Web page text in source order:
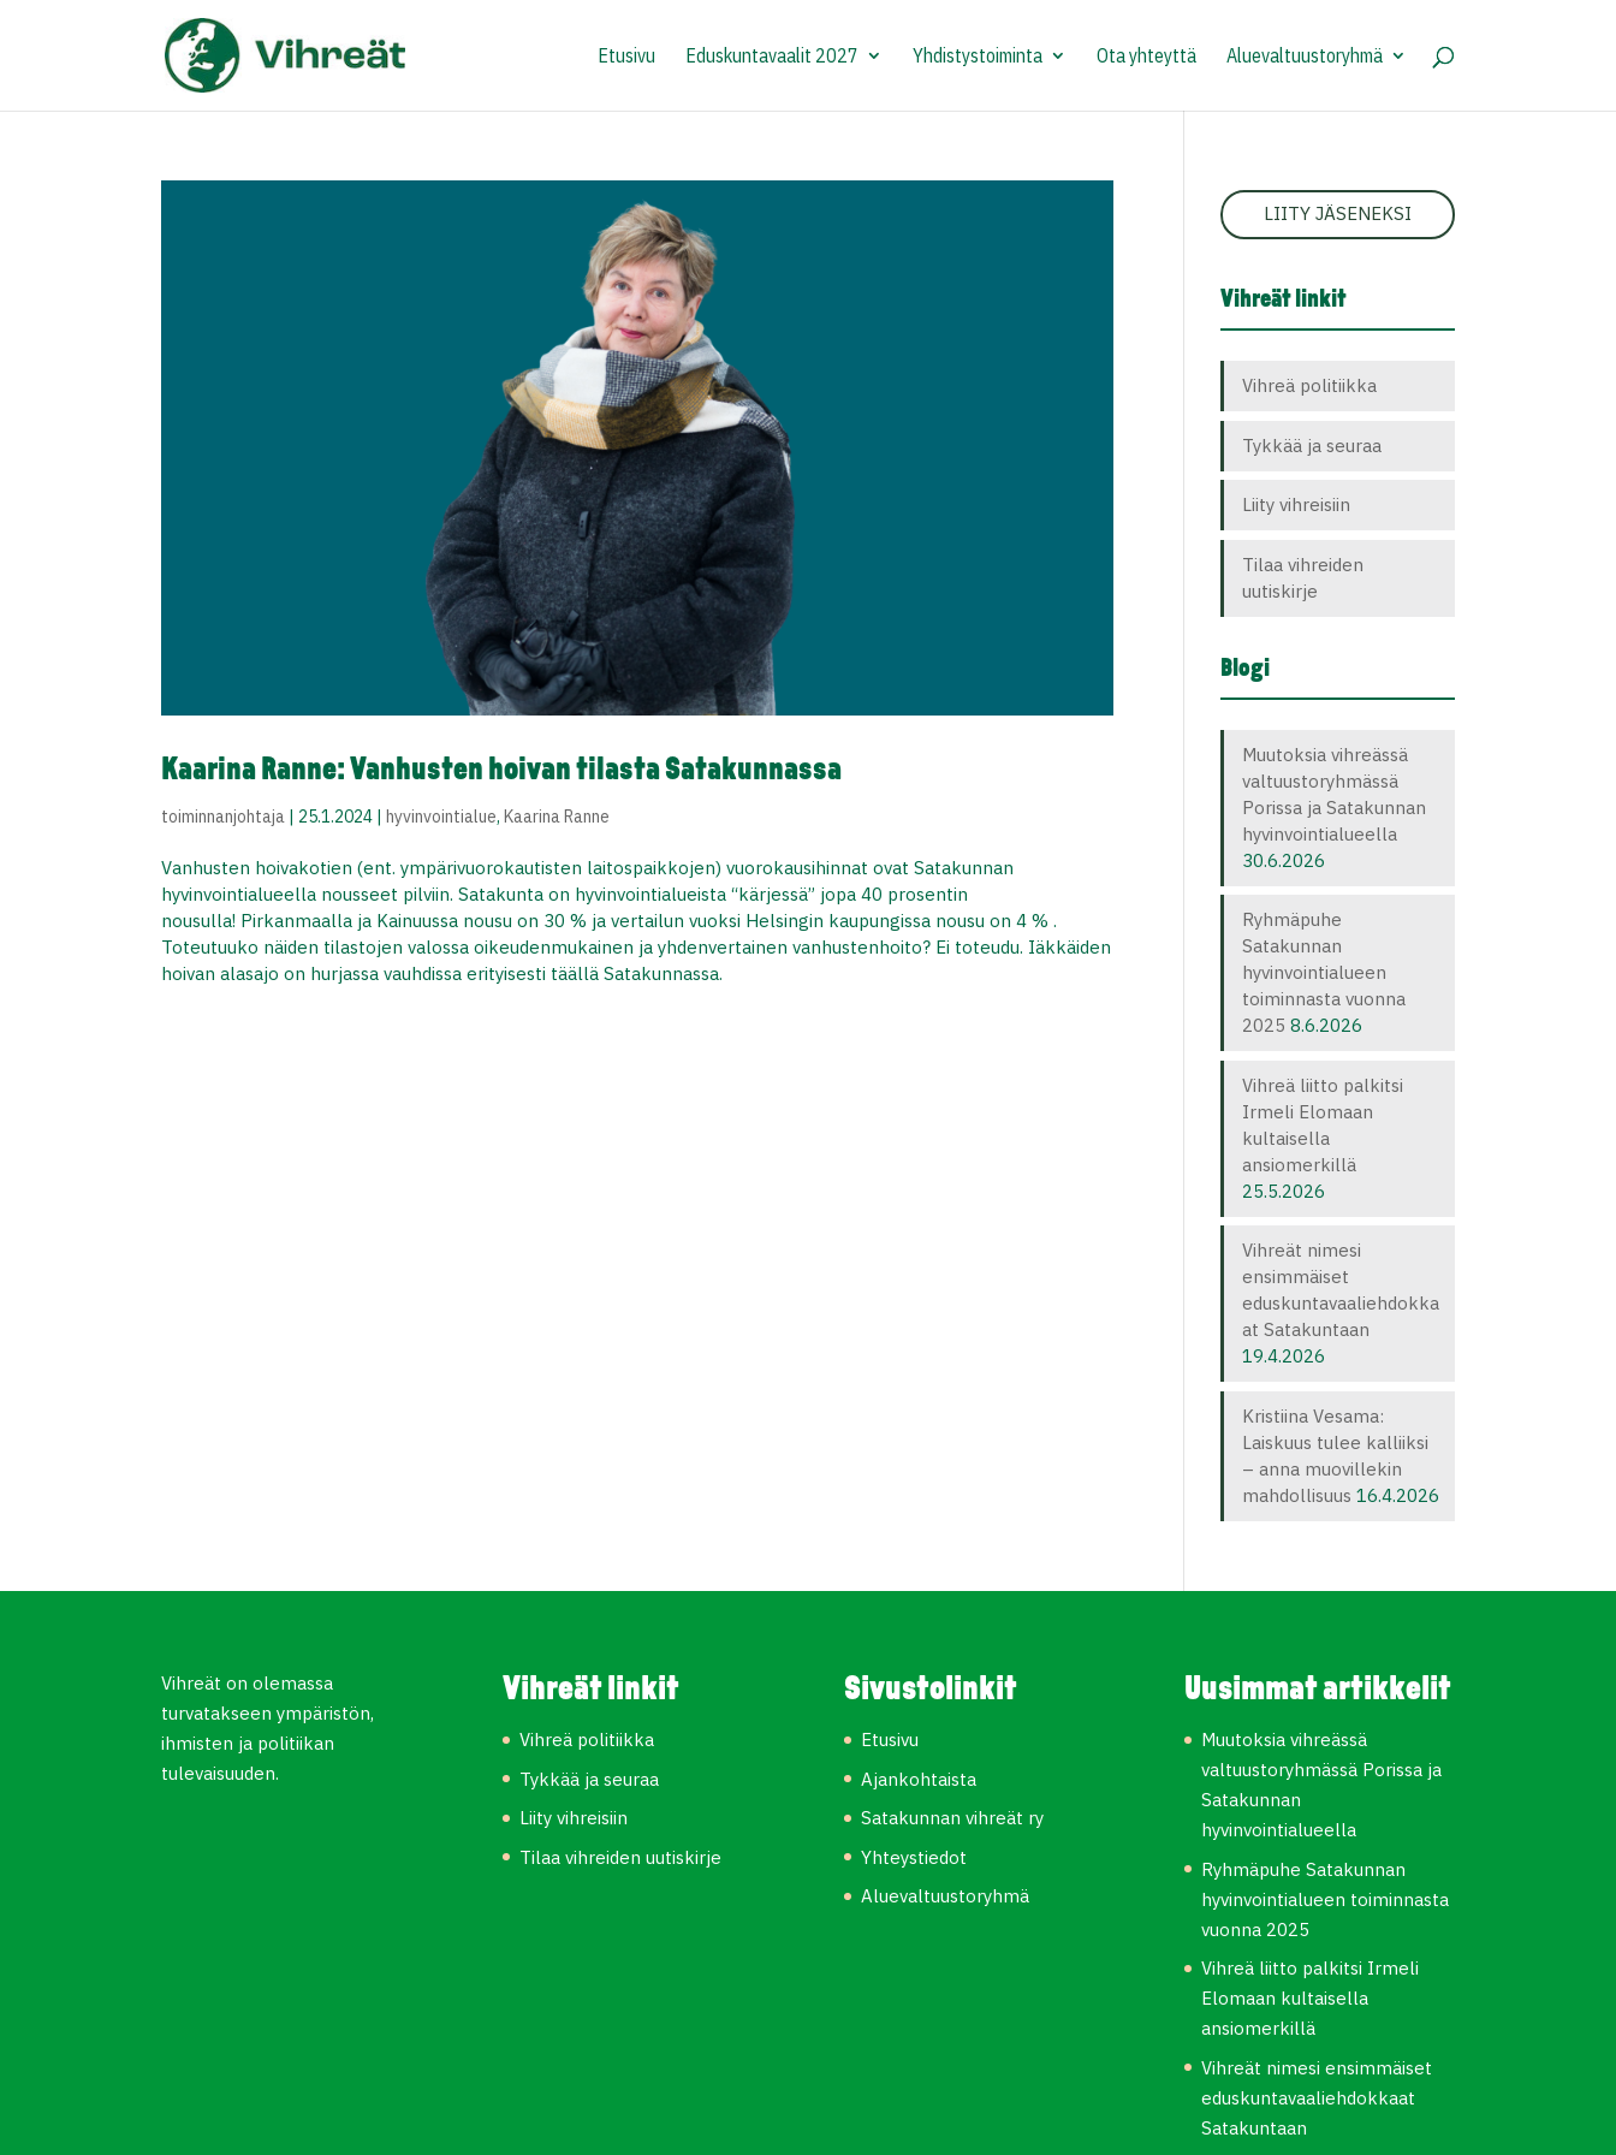
Etusivu Eduskuntavaalit 2027 Yhdistystoiminta Ota yhteyttä Aluevaltuustoryhmä
Kaarina Ranne: Vanhusten hoivan tilasta Satakunnassa
toiminnanjohtaja | 25.1.2024 |hyvinvointialue,Kaarina Ranne
Vanhusten hoivakotien (ent. ympärivuorokautisten laitospaikkojen) vuorokausihinnat ovat Satakunnan
hyvinvointialueella nousseet pilviin. Satakunta on hyvinvointialueista “kärjessä” jopa 40 prosentin
nousulla! Pirkanmaalla ja Kainuussa nousu on 30 % ja vertailun vuoksi Helsingin kaupungissa nousu on 4 % .
Toteutuuko näiden tilastojen valossa oikeudenmukainen ja yhdenvertainen vanhustenhoito? Ei toteudu. Iäkkäiden
hoivan alasajo on hurjassa vauhdissa erityisesti täällä Satakunnassa.
LIITY JÄSENEKSI
Vihreät linkit
Vihreä politiikka
Tykkää ja seuraa
Liity vihreisiin
Tilaa vihreiden
uutiskirje
Blogi
Muutoksia vihreässä
valtuustoryhmässä
Porissa ja Satakunnan
hyvinvointialueella
30.6.2026
Ryhmäpuhe
Satakunnan
hyvinvointialueen
toiminnasta vuonna
2025 8.6.2026
Vihreä liitto palkitsi
Irmeli Elomaan
kultaisella
ansiomerkillä
25.5.2026
Vihreät nimesi
ensimmäiset
eduskuntavaaliehdokka
at Satakuntaan
19.4.2026
Kristiina Vesama:
Laiskuus tulee kalliiksi
– anna muovillekin
mahdollisuus 16.4.2026
Vihreät on olemassa
turvatakseen ympäristön,
ihmisten ja politiikan
tulevaisuuden.
Vihreät linkit
Vihreä politiikka
Tykkää ja seuraa
Liity vihreisiin
Tilaa vihreiden uutiskirje
Sivustolinkit
Etusivu
Ajankohtaista
Satakunnan vihreät ry
Yhteystiedot
Aluevaltuustoryhmä
Uusimmat artikkelit
Muutoksia vihreässä
valtuustoryhmässä Porissa ja
Satakunnan
hyvinvointialueella
Ryhmäpuhe Satakunnan
hyvinvointialueen toiminnasta
vuonna 2025
Vihreä liitto palkitsi Irmeli
Elomaan kultaisella
ansiomerkillä
Vihreät nimesi ensimmäiset
eduskuntavaaliehdokkaat
Satakuntaan